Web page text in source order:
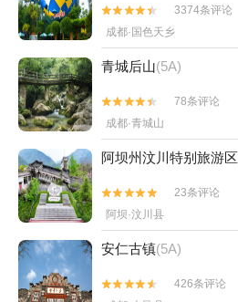


3374条评论
成都·国色天乡
青城后山(5A)


78条评论
成都·青城山
阿坝州汶川特别旅游区


23条评论
阿坝·汶川县
安仁古镇(5A)


426条评论